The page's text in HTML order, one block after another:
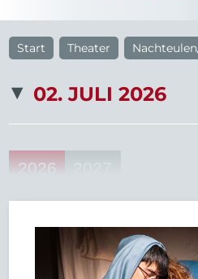
Start Theater
02. JULI 2026
2026
Sep Okt